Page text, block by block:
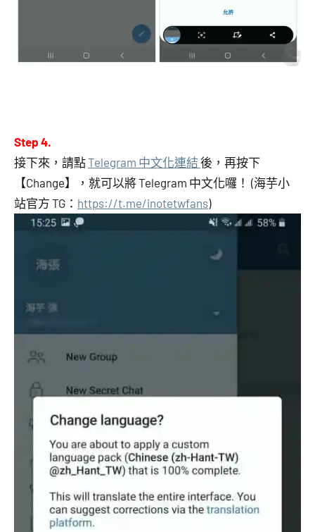
Step 4.
接下來，請點Telegram 中文化連結 後，再按下
【Change】，就可以將 Telegram 中文化囉！ (海芋小
站官方 TG： https://t.me/inotetwfans)